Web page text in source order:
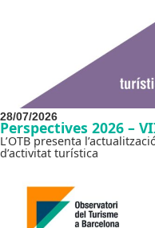
28/07/2026
Perspectives 2026 –
L’OTB presenta
d’activitat turística